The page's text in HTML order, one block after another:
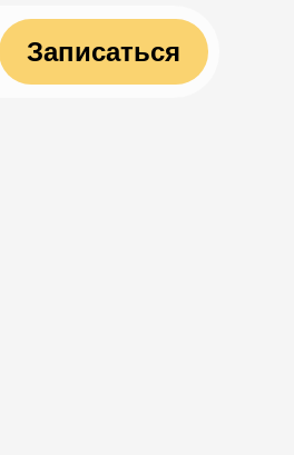
Записаться